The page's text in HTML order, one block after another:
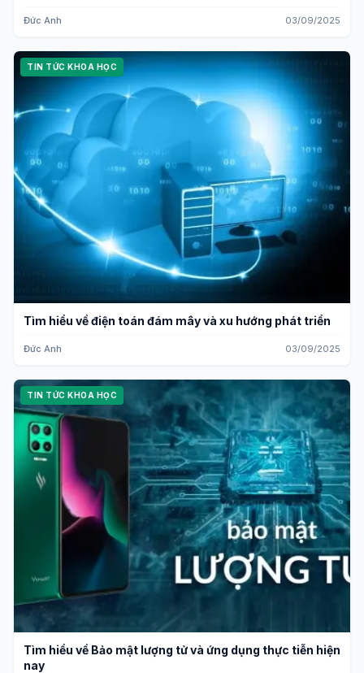
Đức Anh 03/09/2025
TIN TỨC KHOA HỌC
Tìm hiểu về điện toán đám mây và xu hướng phát triển
Đức Anh 03/09/2025
TIN TỨC KHOA HỌC
Tìm hiểu về Bảo mật lượng tử và ứng dụng thực tiễn hiện
nay